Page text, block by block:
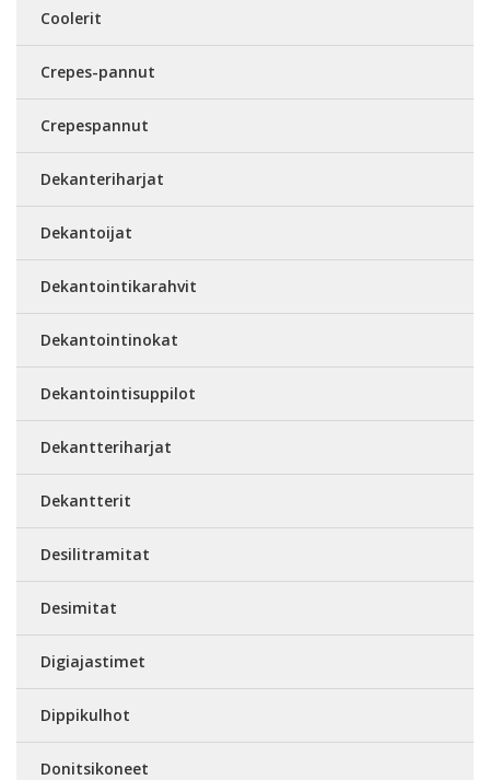
Coolerit
Crepes-pannut
Crepespannut
Dekanteriharjat
Dekantoijat
Dekantointikarahvit
Dekantointinokat
Dekantointisuppilot
Dekantteriharjat
Dekantterit
Desilitramitat
Desimitat
Digiajastimet
Dippikulhot
Donitsikoneet